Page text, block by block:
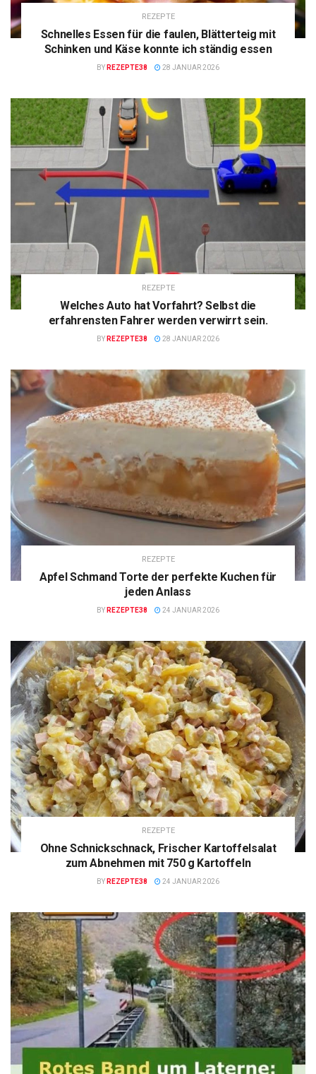
REZEPTE
Schnelles Essen für die faulen, Blätterteig mit
Schinken und Käse konnte ich ständig essen
BY REZEPTE38 28 JANUAR 2026
REZEPTE
Welches Auto hat Vorfahrt? Selbst die
erfahrensten Fahrer werden verwirrt sein.
BY REZEPTE38 28 JANUAR 2026
REZEPTE
Apfel Schmand Torte der perfekte Kuchen für
jeden Anlass
BY REZEPTE38 24 JANUAR 2026
REZEPTE
Ohne Schnickschnack, Frischer Kartoffelsalat
zum Abnehmen mit 750 g Kartoffeln
BY REZEPTE38 24 JANUAR 2026